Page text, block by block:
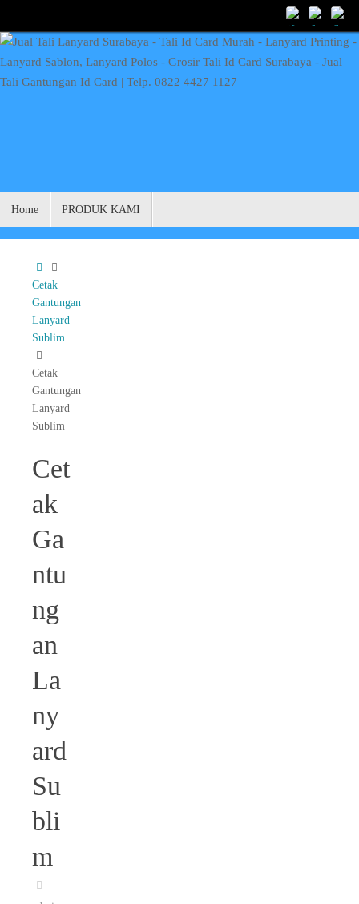
to
content
Home PRODUK KAMI
Home
Cetak
Gantungan
Lanyard
Sublim
Cetak
Gantungan
Lanyard
Sublim
Cet
ak
Ga
ntu
ng
an
La
ny
ard
Su
bli
m